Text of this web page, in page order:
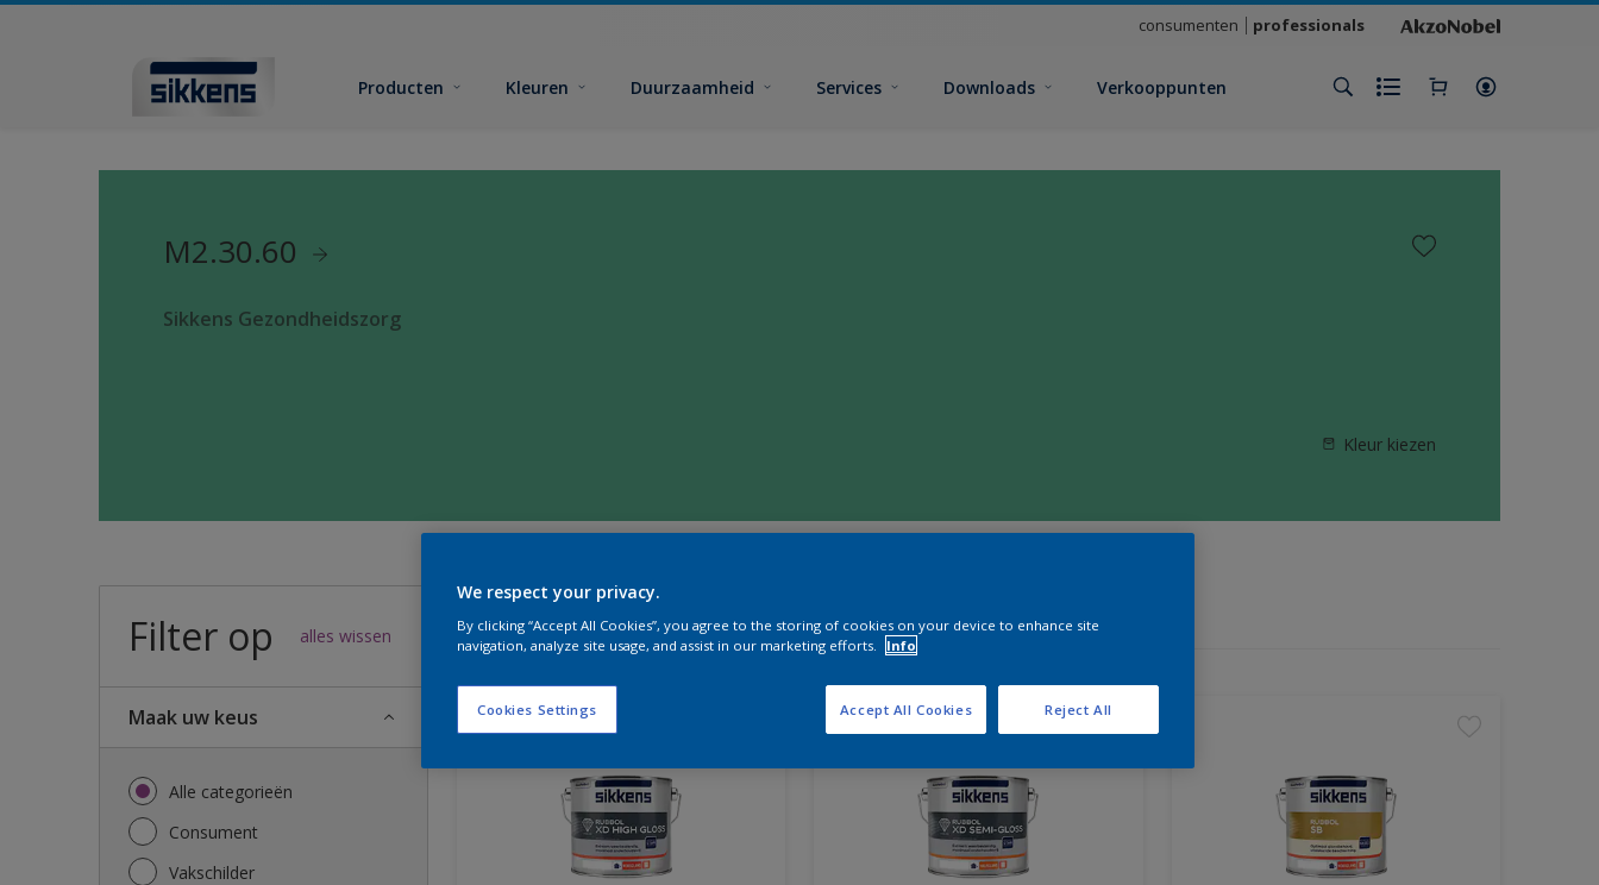
consumenten professionals
Producten Kleuren Duurzaamheid Services Downloads Verkooppunten
M2.30.60
Sikkens Gezondheidszorg
Kleur kiezen
Filter op alles wissen
Maak uw keus
Alle categorieën
Consument
Vakschilder
32resultaten voor jou
We respect your privacy.
By clicking “Accept All Cookies”, you agree to the storing of cookies on your device to enhance site
navigation, analyze site usage, and assist in our marketing efforts.
Info
Cookies Settings Reject All
Accept All Cookies